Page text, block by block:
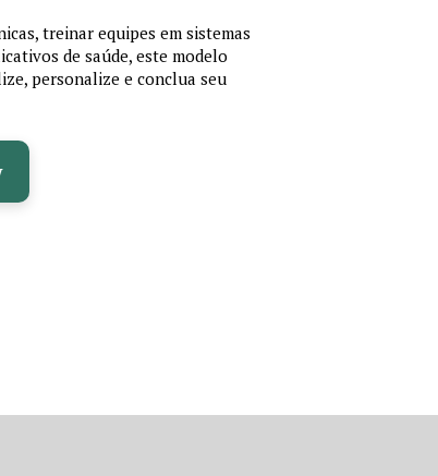
treinar equipes em sistemas
de saúde, este modelo
personalize e conclua seu